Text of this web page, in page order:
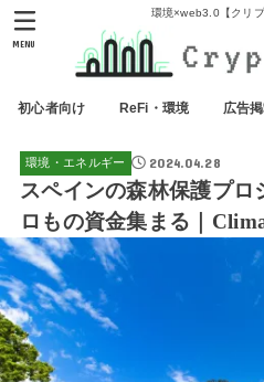
環境×web3.0【クリプ
初心者向け ReFi・環境 広告
MENU
環境・エネルギー 2024.04.28
スペインの森林保護プロ
ロもの資金集まる｜